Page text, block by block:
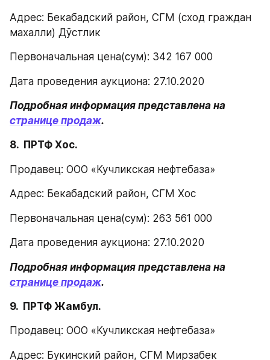
Адрес: Бекабадский район, СГМ (сход граждан
махалли) Дўстлик
Первоначальная цена(сум): 342 167 000
Дата проведения аукциона: 27.10.2020
странице продаж.
8.  ПРТФ Хос.
Продавец: ООО «Кучликская нефтебаза»
Адрес: Бекабадский район, СГМ Хос
Первоначальная цена(сум): 263 561 000
Дата проведения аукциона: 27.10.2020
странице продаж.
9.  ПРТФ Жамбул.
Продавец: ООО «Кучликская нефтебаза»
Адрес: Букинский район, СГМ Мирзабек